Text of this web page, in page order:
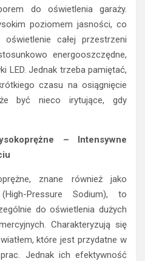
do oświetlenia garaży.
poziomem jasności, co
całej przestrzeni
energooszczędne,
LED. Jednak trzeba pamiętać,
czasu na osiągnięcie
być nieco irytujące, gdy
– Intensywne
znane również jako
Pressure Sodium), to
do oświetlenia dużych
Charakteryzują się
które jest przydatne w
Jednak ich efektywność